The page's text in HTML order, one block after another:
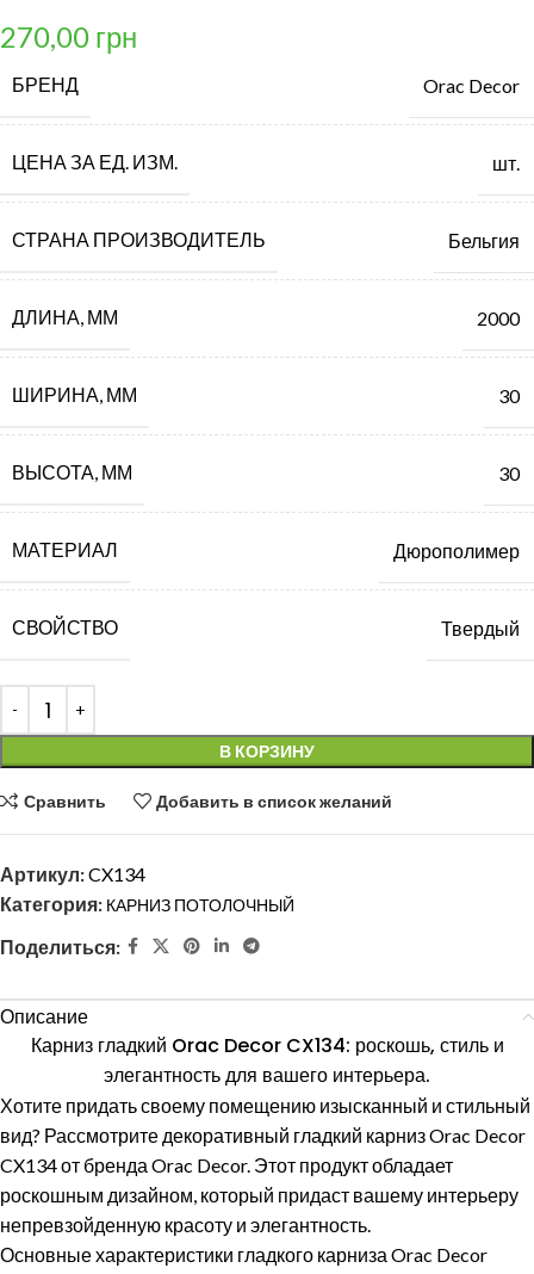
270,00 грн
БРЕНД Orac Decor
ЦЕНА ЗА ЕД. ИЗМ. шт.
СТРАНА ПРОИЗВОДИТЕЛЬ Бельгия
ДЛИНА, ММ 2000
ШИРИНА, ММ 30
ВЫСОТА, ММ 30
МАТЕРИАЛ Дюрополимер
СВОЙСТВО Твердый
В КОРЗИНУ
Сравнить Добавить в список желаний
Артикул:CX134
Категория: КАРНИЗ ПОТОЛОЧНЫЙ
Поделиться:
Описание
Карниз гладкий Orac Decor CX134: роскошь, стиль и
элегантность для вашего интерьера.
Хотите придать своему помещению изысканный и стильный
вид? Рассмотрите декоративный гладкий карниз Orac Decor
CX134 от бренда Orac Decor. Этот продукт обладает
роскошным дизайном, который придаст вашему интерьеру
непревзойденную красоту и элегантность.
Основные характеристики гладкого карниза Orac Decor